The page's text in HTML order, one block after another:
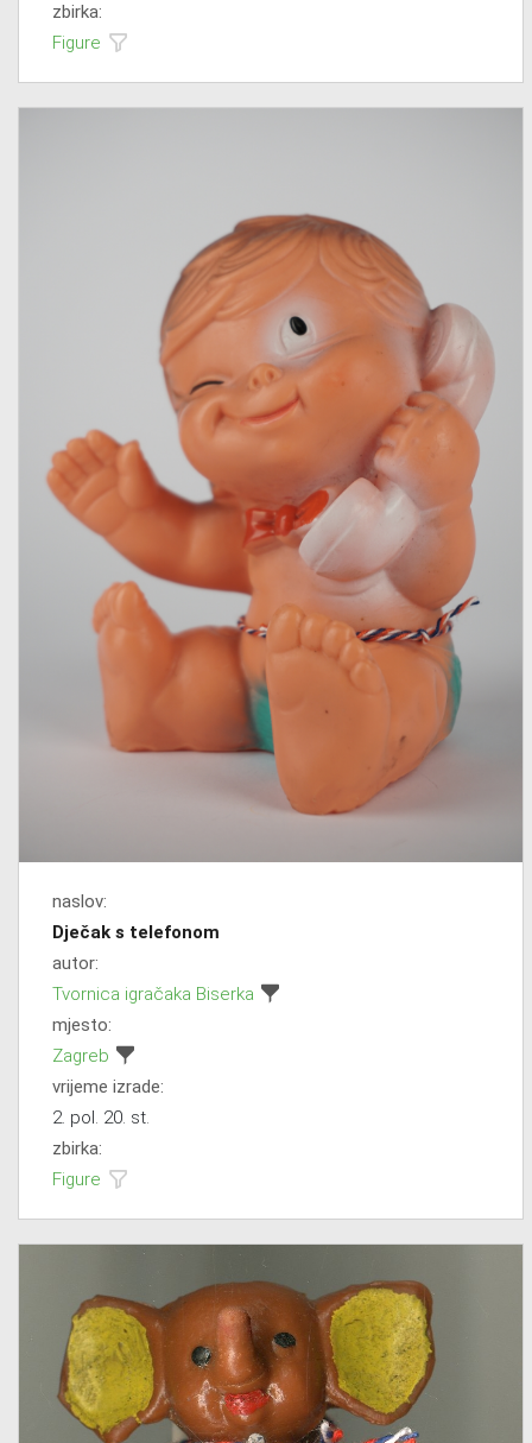
zbirka:
Figure
naslov:
Dječak s telefonom
autor:
Tvornica igračaka Biserka
mjesto:
Zagreb
vrijeme izrade:
2. pol. 20. st.
zbirka:
Figure